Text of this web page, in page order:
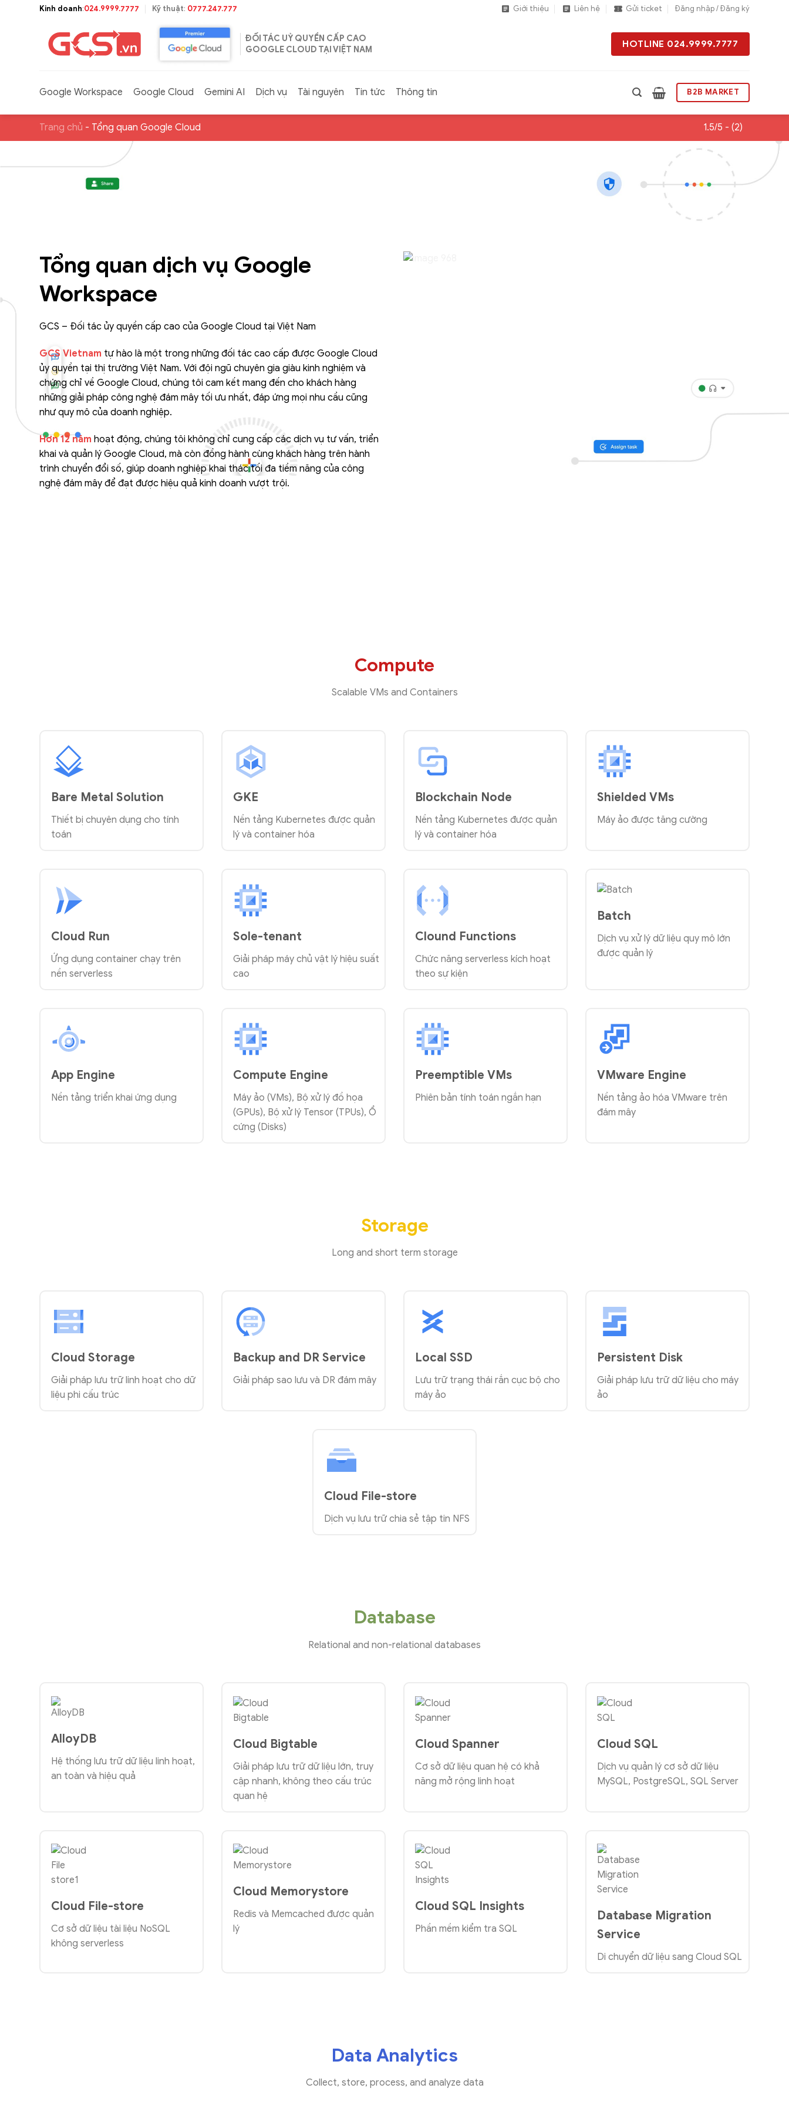
Kinh doanh:024.9999.7777 Kỹ thuật: 0777.247.777 Giới thiệu Liên hệ Gửi ticket Đăng nhập / Đăng ký
ĐỐI TÁC UỶ QUYỀN CẤP CAO
GOOGLE CLOUD TẠI VIỆT NAM
HOTLINE 024.9999.7777
Google Workspace Google Cloud Gemini AI Dịch vụ Tài nguyên Tin tức Thông tin B2B MARKET
Trang chủ - Tổng quan Google Cloud 1.5/5 - (2)
Tổng quan dịch vụ Google
Workspace
GCS – Đối tác ủy quyền cấp cao của Google Cloud tại Việt Nam
GCS Vietnam tự hào là một trong những đối tác cao cấp được Google Cloud
ủy quyền tại thị trường Việt Nam. Với đội ngũ chuyên gia giàu kinh nghiệm và
chứng chỉ về Google Cloud, chúng tôi cam kết mang đến cho khách hàng
những giải pháp công nghệ đám mây tối ưu nhất, đáp ứng mọi nhu cầu cũng
như quy mô của doanh nghiệp.
Hơn 12 năm hoạt động, chúng tôi không chỉ cung cấp các dịch vụ tư vấn, triển
khai và quản lý Google Cloud, mà còn đồng hành cùng khách hàng trên hành
trình chuyển đổi số, giúp doanh nghiệp khai thác tối đa tiềm năng của công
nghệ đám mây để đạt được hiệu quả kinh doanh vượt trội.
Compute
Scalable VMs and Containers
Bare Metal Solution
Thiết bị chuyên dụng cho tính
toán
GKE
Nền tảng Kubernetes được quản
lý và container hóa
Blockchain Node
Nền tảng Kubernetes được quản
lý và container hóa
Shielded VMs
Máy ảo được tăng cường
Cloud Run
Ứng dụng container chạy trên
nền serverless
Sole-tenant
Giải pháp máy chủ vật lý hiệu suất
cao
Clound Functions
Chức năng serverless kích hoạt
theo sự kiện
Batch
Dịch vụ xử lý dữ liệu quy mô lớn
được quản lý
App Engine
Nền tảng triển khai ứng dụng
Compute Engine
Máy ảo (VMs), Bộ xử lý đồ họa
(GPUs), Bộ xử lý Tensor (TPUs), Ổ
cứng (Disks)
Preemptible VMs
Phiên bản tính toán ngắn hạn
VMware Engine
Nền tảng ảo hóa VMware trên
đám mây
Storage
Long and short term storage
Cloud Storage
Giải pháp lưu trữ linh hoạt cho dữ
liệu phi cấu trúc
Backup and DR Service
Giải pháp sao lưu và DR đám mây
Local SSD
Lưu trữ trạng thái rắn cục bộ cho
máy ảo
Persistent Disk
Giải pháp lưu trữ dữ liệu cho máy
ảo
Cloud File-store
Dịch vụ lưu trữ chia sẻ tập tin NFS
Database
Relational and non-relational databases
AlloyDB
Hệ thống lưu trữ dữ liệu linh hoạt,
an toàn và hiệu quả
Cloud Bigtable
Giải pháp lưu trữ dữ liệu lớn, truy
cập nhanh, không theo cấu trúc
quan hệ
Cloud Spanner
Cơ sở dữ liệu quan hệ có khả
năng mở rộng linh hoạt
Cloud SQL
Dịch vụ quản lý cơ sở dữ liệu
MySQL, PostgreSQL, SQL Server
Cloud File-store
Cơ sở dữ liệu tài liệu NoSQL
không serverless
Cloud Memorystore
Redis và Memcached được quản
lý
Cloud SQL Insights
Phần mềm kiểm tra SQL
Database Migration
Service
Di chuyển dữ liệu sang Cloud SQL
Data Analytics
Collect, store, process, and analyze data